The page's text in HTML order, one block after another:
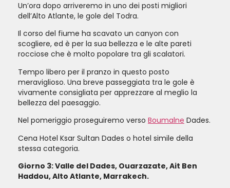
Un’ora dopo arriveremo in uno dei posti migliori
dell’Alto Atlante, le gole del Todra.
Il corso del fiume ha scavato un canyon con
scogliere, ed è per la sua bellezza e le alte pareti
rocciose che è molto popolare tra gli scalatori.
Tempo libero per il pranzo in questo posto
meraviglioso. Una breve passeggiata tra le gole è
vivamente consigliata per apprezzare al meglio la
bellezza del paesaggio.
Nel pomeriggio proseguiremo verso Boumalne Dades.
Cena Hotel Ksar Sultan Dades o hotel simile della
stessa categoria.
Giorno 3: Valle del Dades, Ouarzazate, Ait Ben
Haddou, Alto Atlante, Marrakech.